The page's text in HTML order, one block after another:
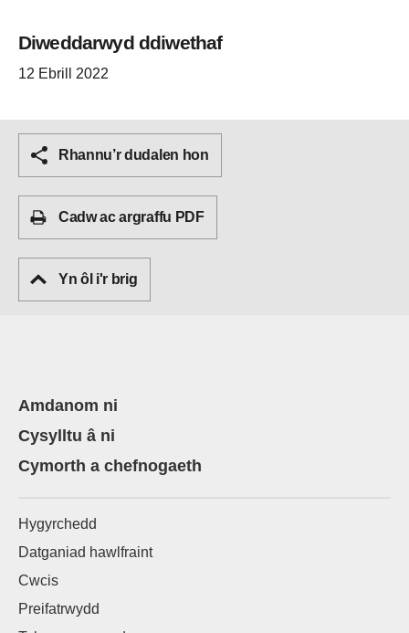
Diweddarwyd ddiwethaf
12 Ebrill 2022
Rhannu’r dudalen hon
Cadw ac argraffu PDF
Yn ôl i'r brig
Amdanom ni
Cysylltu â ni
Cymorth a chefnogaeth
Hygyrchedd
Datganiad hawlfraint
Cwcis
Preifatrwydd